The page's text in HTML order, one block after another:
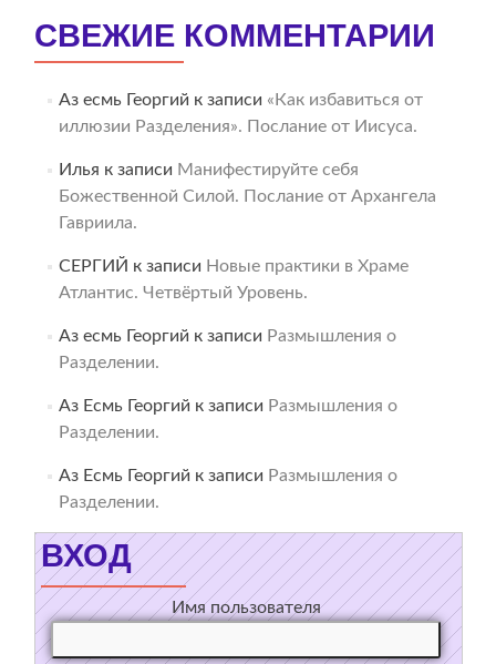
СВЕЖИЕ КОММЕНТАРИИ
Аз есмь Георгий к записи «Как избавиться от
иллюзии Разделения». Послание от Иисуса.
Илья к записи Манифестируйте себя
Божественной Силой. Послание от Архангела
Гавриила.
СЕРГИЙ к записи Новые практики в Храме
Атлантис. Четвёртый Уровень.
Аз есмь Георгий к записи Размышления о
Разделении.
Аз Есмь Георгий к записи Размышления о
Разделении.
Аз Есмь Георгий к записи Размышления о
Разделении.
ВХОД
Имя пользователя